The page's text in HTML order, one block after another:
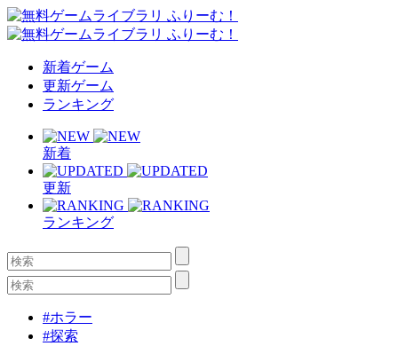
新着ゲーム
更新ゲーム
ランキング
新着
更新
ランキング
#ホラー
#探索